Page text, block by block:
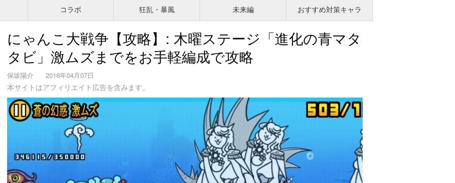
コラボ 狂乱・暴風 未来編 おすすめ対策キャラ
にゃんこ大戦争【攻略】: 木曜ステージ「進化の青マタ
タビ」激ムズまでをお手軽編成で攻略
保坂陽介 2016年04月07日
本サイトはアフィリエイト広告を含みます。